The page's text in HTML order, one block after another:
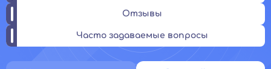
Отзывы
Часто задаваемые вопросы